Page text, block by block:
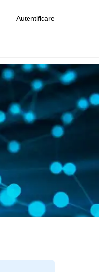
Autentificare